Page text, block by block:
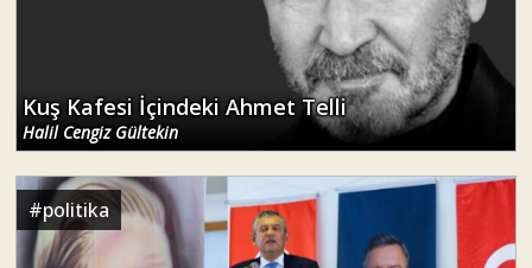
Kuş Kafesi İçindeki Ahmet Telli
Halil Cengiz Gültekin
#politika